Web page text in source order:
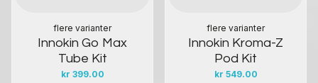
flere varianter
Innokin Go Max
Tube Kit
kr 399.00
flere varianter
Innokin Kroma-Z
Pod Kit
kr 549.00